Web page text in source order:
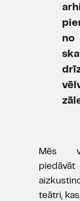
no
Mēs
piedāvāt
teātri,